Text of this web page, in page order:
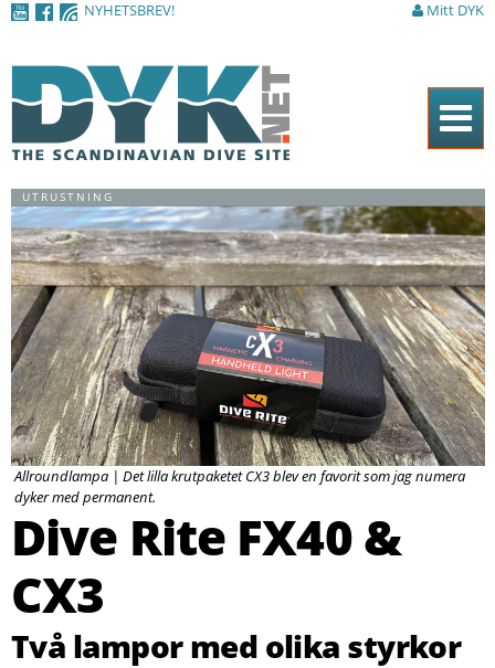
NYHETSBREV! Mitt DYK
Hem
Tidningen
Nyheter
Artiklar
DYK Guiden
Shop
Kontakt
Sök
UTRUSTNING
Allroundlampa | Det lilla krutpaketet CX3 blev en favorit som jag numera
dyker med permanent.
Dive Rite FX40 &
CX3
Två lampor med olika styrkor